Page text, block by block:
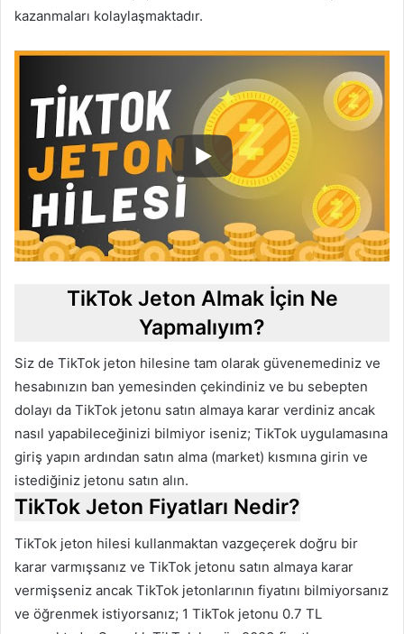
kazanmaları kolaylaşmaktadır.
TikTok Jeton Almak İçin Ne
Yapmalıyım?
Siz de TikTok jeton hilesine tam olarak güvenemediniz ve
hesabınızın ban yemesinden çekindiniz ve bu sebepten
dolayı da TikTok jetonu satın almaya karar verdiniz ancak
nasıl yapabileceğinizi bilmiyor iseniz; TikTok uygulamasına
giriş yapın ardından satın alma (market) kısmına girin ve
istediğiniz jetonu satın alın.
TikTok Jeton Fiyatları Nedir?
TikTok jeton hilesi kullanmaktan vazgeçerek doğru bir
karar varmışsanız ve TikTok jetonu satın almaya karar
vermişseniz ancak TikTok jetonlarının fiyatını bilmiyorsanız
ve öğrenmek istiyorsanız; 1 TikTok jetonu 0.7 TL